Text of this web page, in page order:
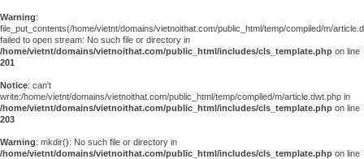
Warning:
file_put_contents(/home/vietnt/domains/vietnoithat.com/public_html/temp/compiled/m/
failed to open stream: No such file or directory in
/home/vietnt/domains/vietnoithat.com/public_html/includes/cls_template.php on line
201
Notice: can't
write:/home/vietnt/domains/vietnoithat.com/public_html/temp/compiled/m/article.dwt.php in
/home/vietnt/domains/vietnoithat.com/public_html/includes/cls_template.php on line
203
Warning: mkdir(): No such file or directory in
/home/vietnt/domains/vietnoithat.com/public_html/includes/cls_template.php on line